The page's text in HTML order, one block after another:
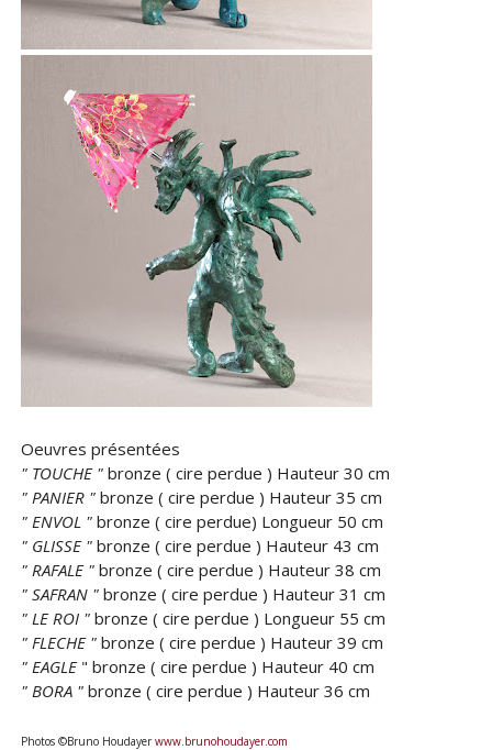
Oeuvres présentées
" TOUCHE "bronze ( cire perdue ) Hauteur 30 cm
" PANIER "bronze ( cire perdue ) Hauteur 35 cm
" ENVOL "bronze ( cire perdue) Longueur 50 cm
" GLISSE "bronze ( cire perdue ) Hauteur 43 cm
" RAFALE "bronze ( cire perdue ) Hauteur 38 cm
" SAFRAN "bronze ( cire perdue ) Hauteur 31 cm
" LE ROI "bronze ( cire perdue ) Longueur 55 cm
" FLECHE "bronze ( cire perdue ) Hauteur 39 cm
" EAGLE " bronze ( cire perdue ) Hauteur 40 cm
" BORA "bronze ( cire perdue ) Hauteur 36 cm
Photos ©Bruno Houdayer www.brunohoudayer.com